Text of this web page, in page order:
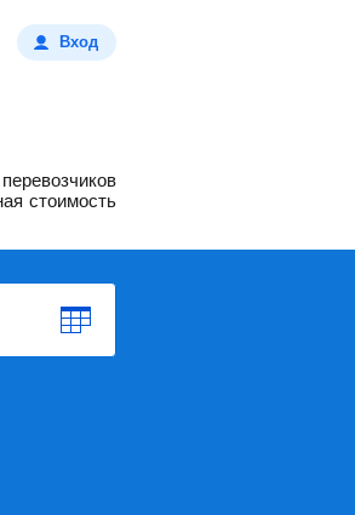
Вход
стоимость